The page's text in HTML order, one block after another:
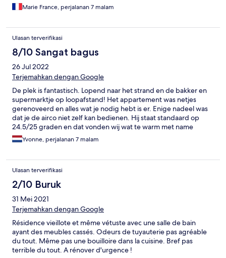
Marie France, perjalanan 7 malam
Ulasan terverifikasi
8/10 Sangat bagus
26 Jul 2022
Terjemahkan dengan Google
De plek is fantastisch. Lopend naar het strand en de bakker en
supermarktje op loopafstand! Het appartement was netjes
gerenoveerd en alles wat je nodig hebt is er. Enige nadeel was
dat je de airco niet zelf kan bedienen. Hij staat standaard op
24.5/25 graden en dat vonden wij wat te warm met name
s’nachts. Verder een heel fijn verblijf gehad.
Yvonne, perjalanan 7 malam
Ulasan terverifikasi
2/10 Buruk
31 Mei 2021
Terjemahkan dengan Google
Résidence vieillote et même vétuste avec une salle de bain
ayant des meubles cassés. Odeurs de tuyauterie pas agréable
du tout. Même pas une bouilloire dans la cuisine. Bref pas
terrible du tout. A rénover d'urgence !